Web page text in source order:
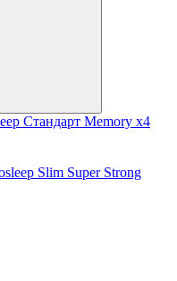
Стандарт Memory х4